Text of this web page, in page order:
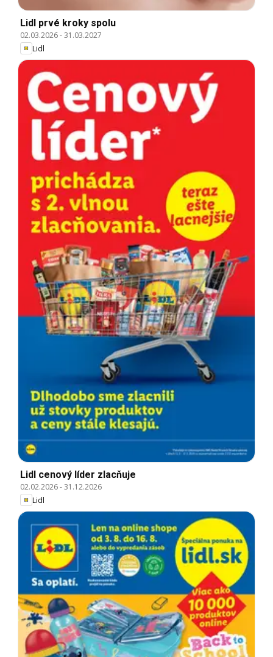
Lidl prvé kroky spolu
02.03.2026-31.03.2027
Lidl
Lidl cenový líder zlacňuje
02.02.2026-31.12.2026
Lidl